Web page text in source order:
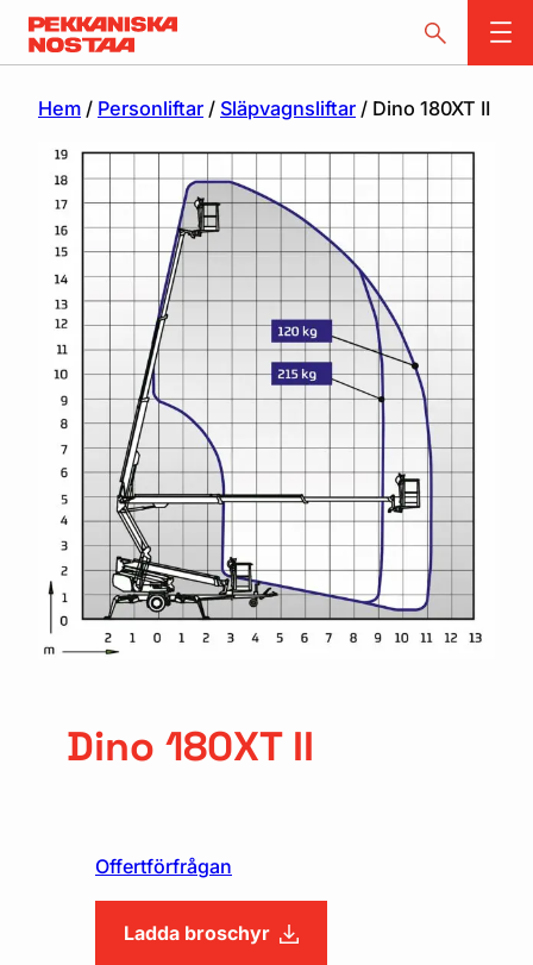
Hem / Personliftar / Släpvagnsliftar / Dino 180XT II
Dino 180XT II
Offertförfrågan
Ladda broschyr